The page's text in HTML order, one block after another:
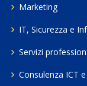
Marketing
IT, Sicurezza e
Servizi
Consulenza ICT